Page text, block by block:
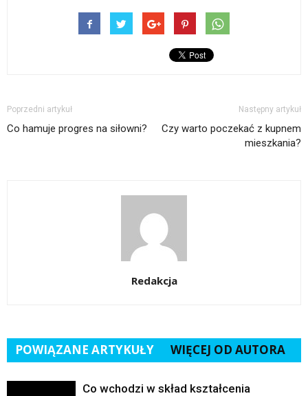
Poprzedni artykuł
Co hamuje progres na siłowni?
Następny artykuł
Czy warto poczekać z kupnem
mieszkania?
Redakcja
POWIĄZANE ARTYKUŁY WIĘCEJ OD AUTORA
Co wchodzi w skład kształcenia